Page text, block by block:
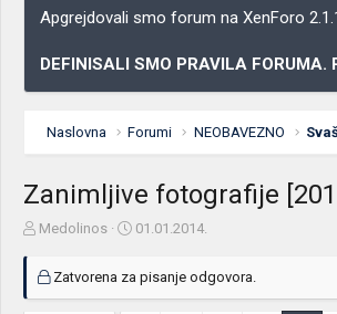
Apgrejdovali smo forum na XenForo
DEFINISALI SMO PRAVILA
Naslovna Forumi NEOBAVEZNO
Zanimljive fotografije
Z
č
e
Medolinos
D
u
01.01.2014.
Zatvorena za pisanje odgovora.